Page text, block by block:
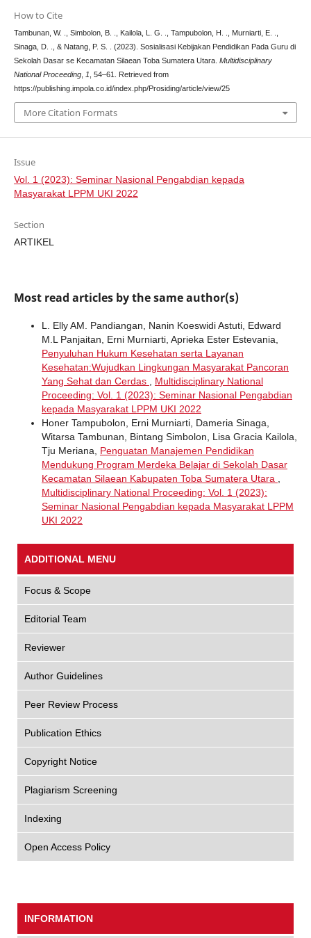
How to Cite
Tambunan, W. ., Simbolon, B. ., Kailola, L. G. ., Tampubolon, H. ., Murniarti, E. .,
Sinaga, D. ., & Natang, P. S. . (2023). Sosialisasi Kebijakan Pendidikan Pada Guru di
Sekolah Dasar se Kecamatan Silaean Toba Sumatera Utara. Multidisciplinary
National Proceeding, 1 , 54–61. Retrieved from
https://publishing.impola.co.id/index.php/Prosiding/article/view/25
More Citation Formats
Issue
Vol. 1 (2023): Seminar Nasional Pengabdian kepada
Masyarakat LPPM UKI 2022
Section
ARTIKEL
Most read articles by the same author(s)
L. Elly AM. Pandiangan, Nanin Koeswidi Astuti, Edward
M.L Panjaitan, Erni Murniarti, Aprieka Ester Estevania,
Penyuluhan Hukum Kesehatan serta Layanan
Kesehatan:Wujudkan Lingkungan Masyarakat Pancoran
Yang Sehat dan Cerdas
Multidisciplinary National
Proceeding: Vol. 1 (2023): Seminar Nasional Pengabdian
kepada Masyarakat LPPM UKI 2022
Honer Tampubolon, Erni Murniarti, Dameria Sinaga,
Witarsa Tambunan, Bintang Simbolon, Lisa Gracia Kailola,
Tju Meriana, Penguatan Manajemen Pendidikan
Mendukung Program Merdeka Belajar di Sekolah Dasar
Kecamatan Silaean Kabupaten Toba Sumatera Utara
Multidisciplinary National Proceeding: Vol. 1 (2023):
Seminar Nasional Pengabdian kepada Masyarakat LPPM
UKI 2022
ADDITIONAL MENU
Focus & Scope
Editorial Team
Reviewer
Author Guidelines
Peer Review Process
Publication Ethics
Copyright Notice
Plagiarism Screening
Indexing
Open Access Policy
INFORMATION